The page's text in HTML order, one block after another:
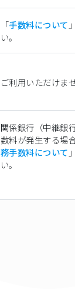
「手数料について
い。
ご利用いただけま
関係銀行（中継銀
数料が発生する場
務手数料について
い。